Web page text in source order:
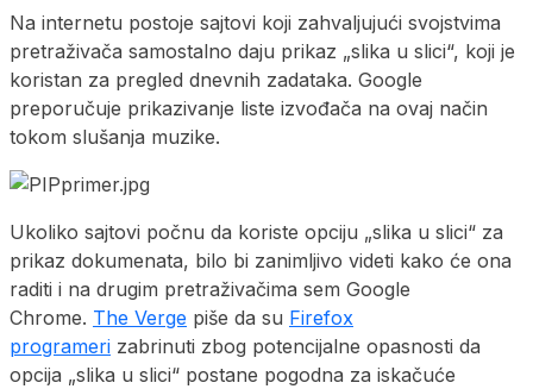
Na internetu postoje sajtovi koji zahvaljujući svojstvima
pretraživača samostalno daju prikaz „slika u slici“, koji je
koristan za pregled dnevnih zadataka. Google
preporučuje prikazivanje liste izvođača na ovaj način
tokom slušanja muzike.
Ukoliko sajtovi počnu da koriste opciju „slika u slici“ za
prikaz dokumenata, bilo bi zanimljivo videti kako će ona
raditi i na drugim pretraživačima sem Google
Chrome. The Verge piše da su Firefox
programeri zabrinuti zbog potencijalne opasnosti da
opcija „slika u slici“ postane pogodna za iskačuće